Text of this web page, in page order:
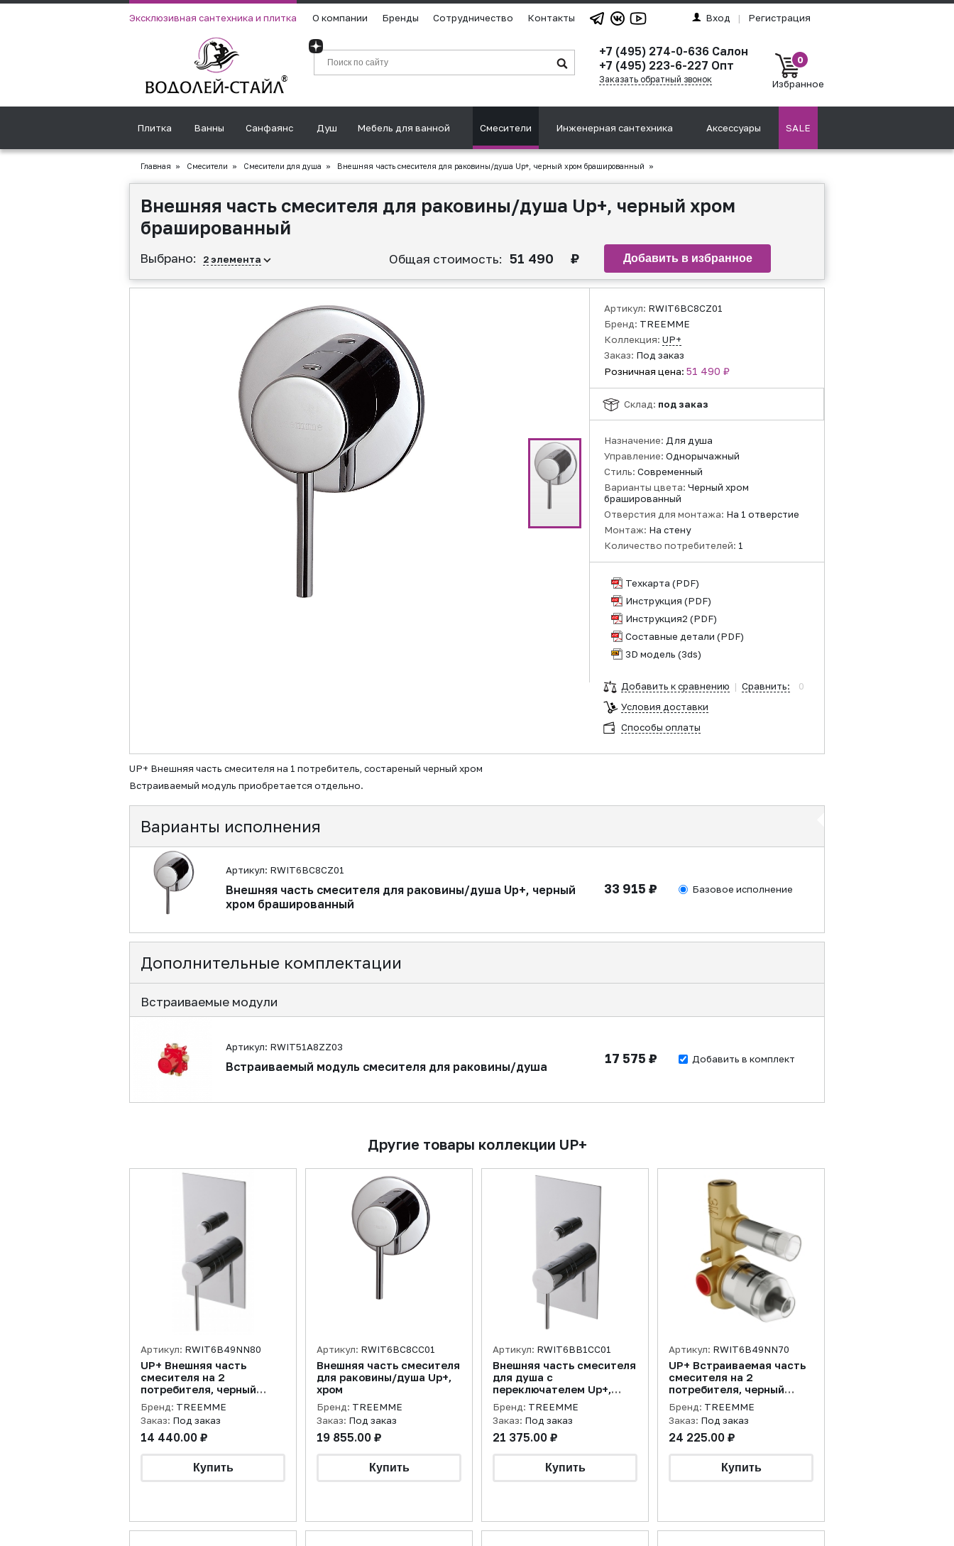
Эксклюзивная сантехника и плитка О компании Бренды Сотрудничество Контакты Вход | Регистрация
+7 (495) 274-0-636 Салон
+7 (495) 223-6-227 Опт
Заказать обратный звонок
0
Избранное
Плитка Ванны Санфаянс Душ Мебель для ванной Смесители Инженерная сантехника Аксессуары SALE
Главная » Смесители » Смесители для душа » Внешняя часть смесителя для раковины/душа Up+, черный хром брашированный »
Внешняя часть смесителя для раковины/душа Up+, черный хром
брашированный
Выбрано: 2элемента Общая стоимость: 51 490 ₽
Артикул: RWIT6BC8CZ01
Бренд: TREEMME
Коллекция: UP+
Заказ: Под заказ
Розничная цена: 51 490 ₽
Склад: под заказ
Назначение: Для душа
Управление: Однорычажный
Стиль: Современный
Варианты цвета: Черный хром
брашированный
Отверстия для монтажа: На 1 отверстие
Монтаж: На стену
Количество потребителей: 1
Техкарта (PDF)
Инструкция (PDF)
Инструкция2 (PDF)
Составные детали (PDF)
3D модель (3ds)
Добавить к сравнению | Сравнить:
0
Условия доставки
Способы оплаты
UP+ Внешняя часть смесителя на 1 потребитель, состареный черный хром
Встраиваемый модуль приобретается отдельно.
Варианты исполнения
Артикул: RWIT6BC8CZ01
Внешняя часть смесителя для раковины/душа Up+, черный
хром брашированный
33 915 ₽ Базовое исполнение
Дополнительные комплектации
Встраиваемые модули
Артикул: RWIT51A8ZZ03
Встраиваемый модуль смесителя для раковины/душа
17 575 ₽ Добавить в комплект
Другие товары коллекции UP+
Артикул: RWIT6B49NN80
UP+ Внешняя часть
смесителя на 2
потребителя, черный
матовый
Бренд: TREEMME
Заказ: Под заказ
14 440.00 ₽
Артикул: RWIT6BC8CC01
Внешняя часть смесителя
для раковины/душа Up+,
хром
Бренд: TREEMME
Заказ: Под заказ
19 855.00 ₽
Артикул: RWIT6BB1CC01
Внешняя часть смесителя
для душа с
переключателем Up+,
хром
Бренд: TREEMME
Заказ: Под заказ
21 375.00 ₽
Артикул: RWIT6B49NN70
UP+ Встраиваемая часть
смесителя на 2
потребителя, черный
матовый
Бренд: TREEMME
Заказ: Под заказ
24 225.00 ₽